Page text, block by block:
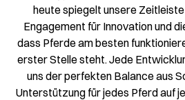
heute spiegelt unsere
Engagement für Innovation und
dass Pferde am besten
erster Stelle steht. Jede
uns der perfekten Balance aus
Unterstützung für jedes Pferd auf